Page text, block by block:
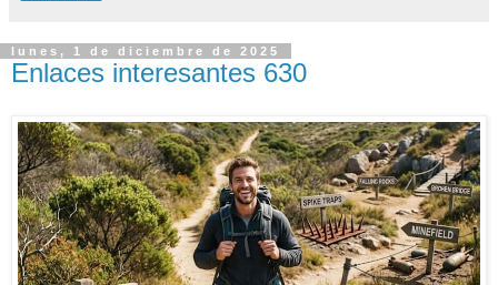
lunes, 1 de diciembre de 2025
Enlaces interesantes 630